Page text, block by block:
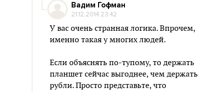
Вадим Гофман
21.12.2014 23:42
У вас очень странная логика. Впрочем,
именно такая у многих людей.
Если объяснять по-тупому, то держать
планшет сейчас выгоднее, чем держать
рубли. Просто представьте, что